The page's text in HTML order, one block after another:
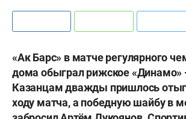
«Ак Барс» в матче регулярного
дома обыграл рижское «Динамо»
Казанцам дважды пришлось
ходу матча, а победную шайбув